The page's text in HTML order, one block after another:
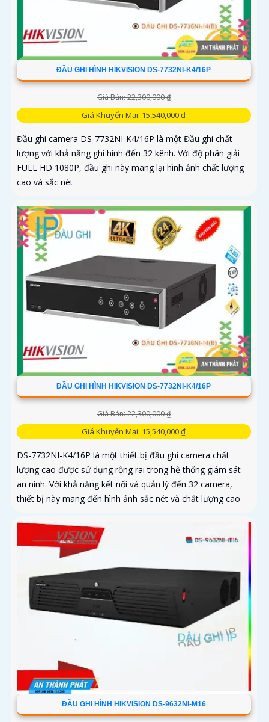
ĐẦU GHI HÌNH HIKVISION DS-7732NI-K4/16P
Giá Bán: 22,300,000 ₫
Giá Khuyến Mại: 15,540,000 ₫
Đầu ghi camera DS-7732NI-K4/16P là một Đầu ghi chất
lượng với khả năng ghi hình đến 32 kênh. Với độ phân giải
FULL HD 1080P, đầu ghi này mang lại hình ảnh chất lượng
cao và sắc nét
ĐẦU GHI HÌNH HIKVISION DS-7732NI-K4/16P
Giá Bán: 22,300,000 ₫
Giá Khuyến Mại: 15,540,000 ₫
DS-7732NI-K4/16P là một thiết bị đầu ghi camera chất
lượng cao được sử dụng rộng rãi trong hệ thống giám sát
an ninh. Với khả năng kết nối và quản lý đến 32 camera,
thiết bị này mang đến hình ảnh sắc nét và chất lượng cao
ĐẦU GHI HÌNH HIKVISION DS-9632NI-M16